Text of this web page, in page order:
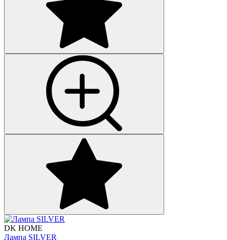
DK HOME
Лампа SILVER